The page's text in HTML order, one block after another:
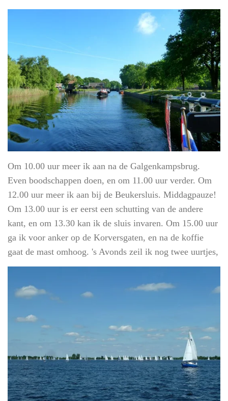
Om 10.00 uur meer ik aan na de Galgenkampsbrug.
Even boodschappen doen, en om 11.00 uur verder. Om
12.00 uur meer ik aan bij de Beukersluis. Middagpauze!
Om 13.00 uur is er eerst een schutting van de andere
kant, en om 13.30 kan ik de sluis invaren. Om 15.00 uur
ga ik voor anker op de Korversgaten, en na de koffie
gaat de mast omhoog. 's Avonds zeil ik nog twee uurtjes,